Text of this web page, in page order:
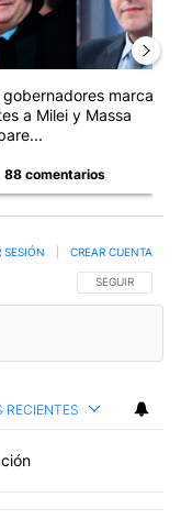
gobernadores marcan
a Milei y Massa
88 comentarios
SIGA ESTA
SEGUIR
SESIÓN CREAR CUENTA
RECIENTES